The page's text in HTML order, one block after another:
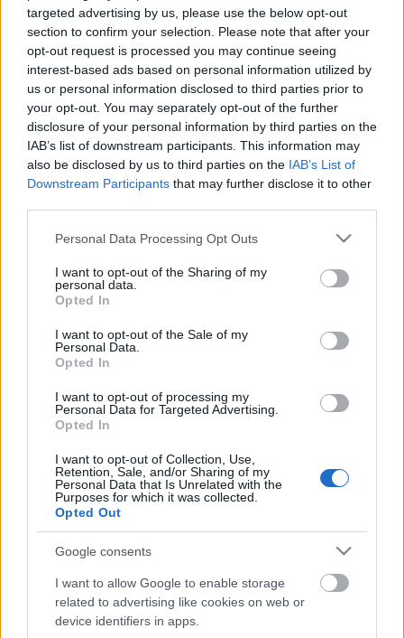
targeted advertising by us, please use the below opt-out
section to confirm your selection. Please note that after your
opt-out request is processed you may continue seeing
interest-based ads based on personal information utilized by
us or personal information disclosed to third parties prior to
your opt-out. You may separately opt-out of the further
disclosure of your personal information by third parties on the
IAB’s list of downstream participants. This information may
also be disclosed by us to third parties on the IAB’s List of
Downstream Participants that may further disclose it to other
Please note that this website/app uses one or more Google
not limited to your visit or usage behaviour. You may click to
grant or deny consent to Google and its third-party tags to
use your data for below specified purposes in below Google
consent section.
Personal Data Processing Opt Outs
I want to opt-out of the Sharing of my
personal data.
Opted In
I want to opt-out of the Sale of my
Personal Data.
Opted In
I want to opt-out of processing my
Personal Data for Targeted Advertising.
Opted In
I want to opt-out of Collection, Use,
Retention, Sale, and/or Sharing of my
Personal Data that Is Unrelated with the
Purposes for which it was collected.
Opted Out
Google consents
I want to allow Google to enable storage
related to advertising like cookies on web or
device identifiers in apps.
Your Livesturnéja 2025. májusában Budapesten
veszi kezdetét és az európai kanyar július végén
Németországban ér véget.